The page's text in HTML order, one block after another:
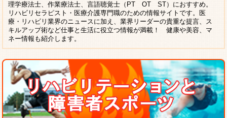
理学療法士、作業療法士、言語聴覚士（PT OT ST）におすすめ。
リハビリセラピスト・医療介護専門職のための情報サイトです。医
療・リハビリ業界のニュースに加え、業界リーダーの貴重な提言、ス
キルアップ術など仕事と生活に役立つ情報が満載！ 健康や美容、マ
ネー情報も紹介します。